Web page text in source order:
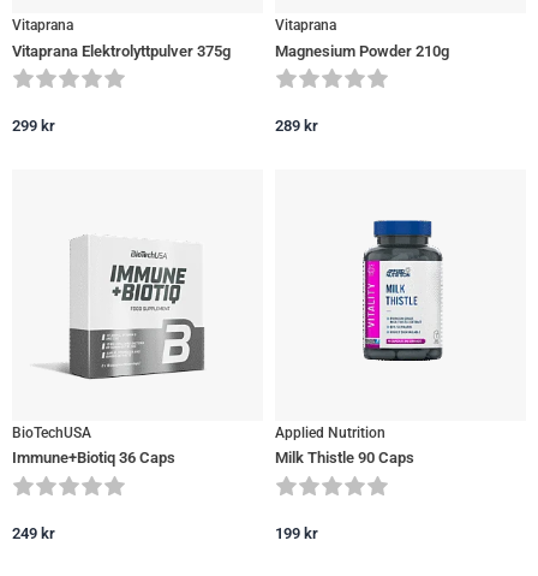
Vitaprana
Vitaprana Elektrolyttpulver 375g
299 kr
Vitaprana
Magnesium Powder 210g
289 kr
BioTechUSA
Immune+Biotiq 36 Caps
249 kr
Applied Nutrition
Milk Thistle 90 Caps
199 kr